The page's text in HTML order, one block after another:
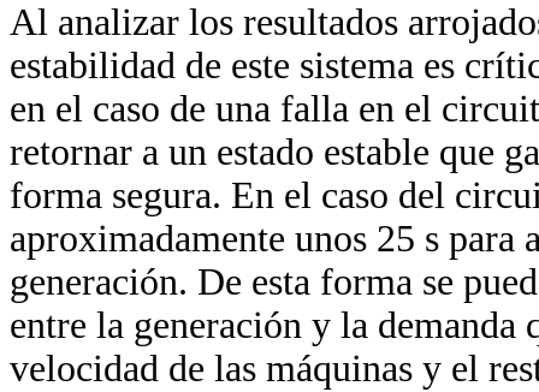
Al analizar los resultados
estabilidad de este sistema es
en el caso de una falla en el
retornar a un estado estable que
forma segura. En el caso del
aproximadamente unos 25 s
generación. De esta forma se
entre la generación y la
velocidad de las máquinas y el